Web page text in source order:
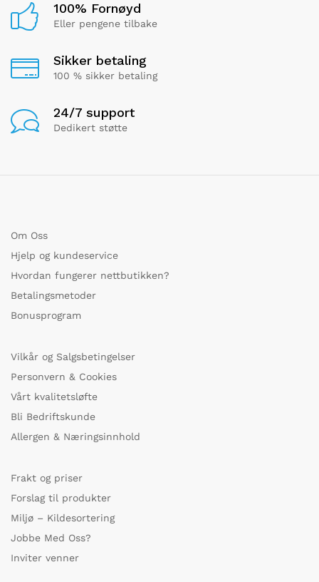
100% Fornøyd
Eller pengene tilbake
Sikker betaling
100 % sikker betaling
24/7 support
Dedikert støtte
Om Oss
Hjelp og kundeservice
Hvordan fungerer nettbutikken?
Betalingsmetoder
Bonusprogram
Vilkår og Salgsbetingelser
Personvern & Cookies
Vårt kvalitetsløfte
Bli Bedriftskunde
Allergen & Næringsinnhold
Frakt og priser
Forslag til produkter
Miljø – Kildesortering
Jobbe Med Oss?
Inviter venner